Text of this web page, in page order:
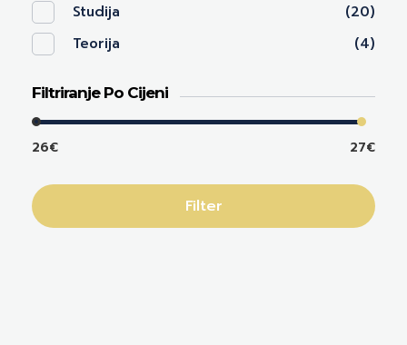
Studija
(20)
Teorija
(4)
Filtriranje Po Cijeni
26€ 27€
Filter